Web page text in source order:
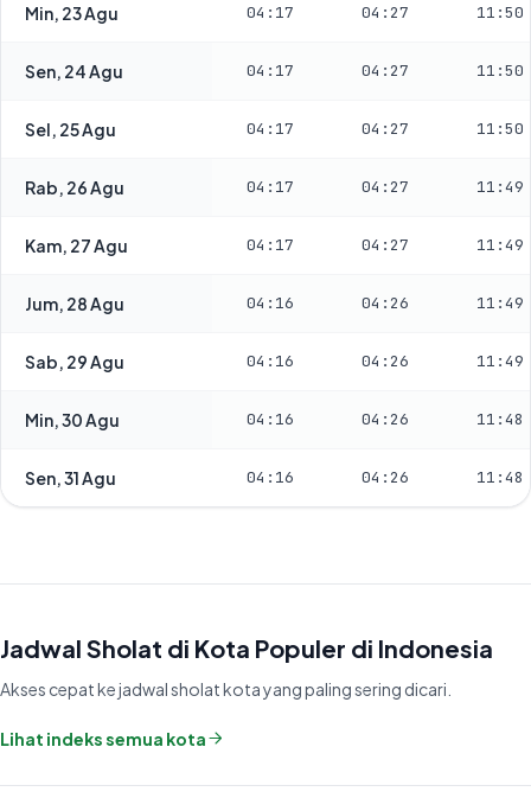
Min, 23 Agu 04:17 04:27 11:50
Sen, 24 Agu 04:17 04:27 11:50
Sel, 25 Agu 04:17 04:27 11:50
Rab, 26 Agu 04:17 04:27 11:49
Kam, 27 Agu 04:17 04:27 11:49
Jum, 28 Agu 04:16 04:26 11:49
Sab, 29 Agu 04:16 04:26 11:49
Min, 30 Agu 04:16 04:26 11:48
Sen, 31 Agu 04:16 04:26 11:48
Jadwal Sholat di Kota Populer di Indonesia
Akses cepat ke jadwal sholat kota yang paling sering dicari.
Lihat indeks semua kota